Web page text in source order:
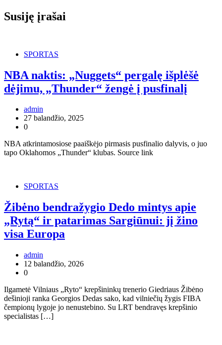
Susiję įrašai
SPORTAS
NBA naktis: „Nuggets“ pergalę išplėšė
dėjimu, „Thunder“ žengė į pusfinalį
admin
27 balandžio, 2025
0
NBA atkrintamosiose paaiškėjo pirmasis pusfinalio dalyvis, o juo
tapo Oklahomos „Thunder“ klubas. Source link
SPORTAS
Žibėno bendražygio Dedo mintys apie
„Rytą“ ir patarimas Sargiūnui: jį žino
visa Europa
admin
12 balandžio, 2026
0
Ilgametė Vilniaus „Ryto“ krepšininkų trenerio Giedriaus Žibėno
dešinioji ranka Georgios Dedas sako, kad vilniečių žygis FIBA
čempionų lygoje jo nenustebino. Su LRT bendravęs krepšinio
specialistas […]